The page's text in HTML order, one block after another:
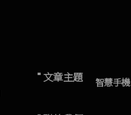
" 文章主題 智慧手機